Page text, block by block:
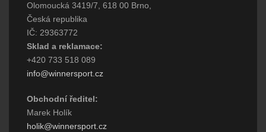
Olomoucká 3419/7, 618 00 Brno,
Česká republika
IČ: 29363772
Sklad a reklamace:
+420 733 518 089
info@winnersport.cz
Obchodní ředitel:
Marek Holík
holik@winnersport.cz